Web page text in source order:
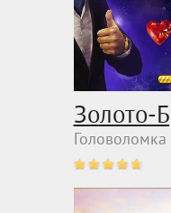
Золото-
Головоломка